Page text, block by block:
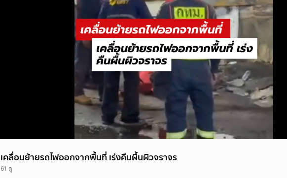
เคลื่อนย้ายรถไฟออกจากพื้นที่ เร่งคืนผื้นผิวจราจร
61 ดู